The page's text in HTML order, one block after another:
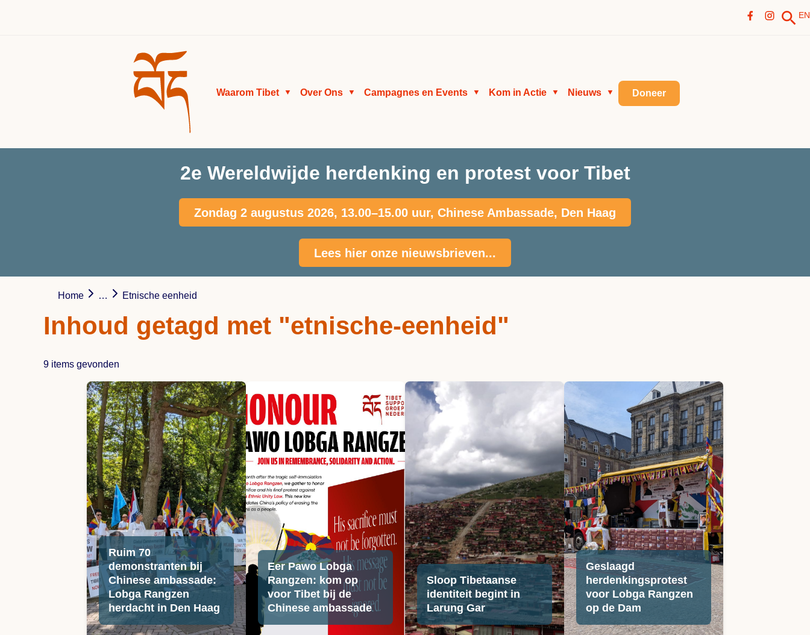
EN
Waarom Tibet ▼ Over Ons ▼ Campagnes en Events ▼ Kom in Actie ▼ Nieuws ▼ Doneer
2e Wereldwijde herdenking en protest voor Tibet
Zondag 2 augustus 2026, 13.00–15.00 uur, Chinese Ambassade, Den Haag
Lees hier onze nieuwsbrieven...
Home … Etnische eenheid
Inhoud getagd met "etnische-eenheid"
9 items gevonden
Ruim 70
demonstranten bij
Chinese ambassade:
Lobga Rangzen
herdacht in Den Haag
Eer Pawo Lobga
Rangzen: kom op
voor Tibet bij de
Chinese ambassade
Sloop Tibetaanse
identiteit begint in
Larung Gar
Geslaagd
herdenkingsprotest
voor Lobga Rangzen
op de Dam